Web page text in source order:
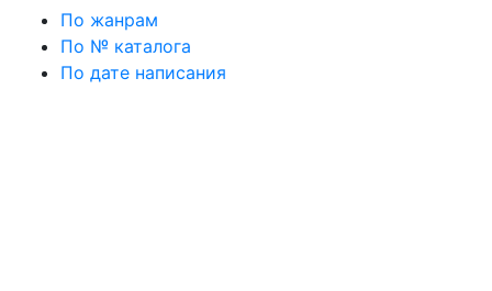
По жанрам
По № каталога
По дате написания